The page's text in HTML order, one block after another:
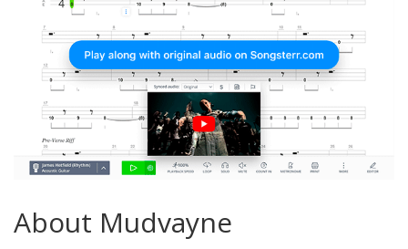
About Mudvayne